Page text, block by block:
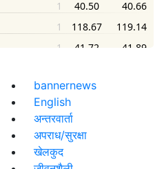
bannernews
English
अन्तरवार्ता
अपराध/सुरक्षा
खेलकुद